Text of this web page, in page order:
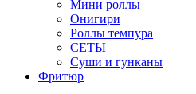
Мини роллы
Онигири
Роллы темпура
СЕТЫ
Суши и гунканы
Фритюр